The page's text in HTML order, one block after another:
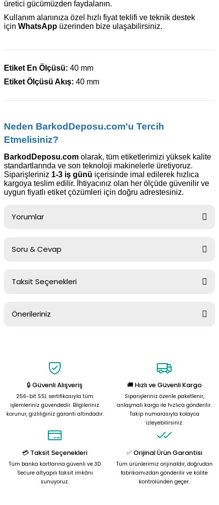
üretici gücümüzden faydalanın.
Kullanım alanınıza özel hızlı fiyat teklifi ve teknik destek
için WhatsApp üzerinden bize ulaşabilirsiniz.
Etiket En Ölçüsü: 40 mm
Etiket Ölçüsü Akış: 40 mm
Neden BarkodDeposu.com'u Tercih
Etmelisiniz?
BarkodDeposu.com olarak, tüm etiketlerimizi yüksek kalite
standartlarında ve son teknoloji makinelerle üretiyoruz.
Siparişleriniz 1-3 iş günü içerisinde imal edilerek hızlıca
kargoya teslim edilir. İhtiyacınız olan her ölçüde güvenilir ve
uygun fiyatlı etiket çözümleri için doğru adrestesiniz.
Yorumlar
Soru & Cevap
Ürün hakkında henüz soru sorulmamış.
Taksit Seçenekleri
Önerileriniz
Görüş ve önerileriniz için teşekkür ederiz.
Ürün resmi kalitesiz, bozuk veya görüntülenemiyor.
Ürün açıklamasında eksik bilgiler bulunuyor.
Ürün bilgilerinde hatalar bulunuyor.
Ürün fiyatı diğer sitelerden daha pahalı.
🔒 Güvenli Alışveriş
256-bit SSL sertifikasıyla tüm
işlemleriniz güvendedir. Bilgileriniz
korunur, gizliliğiniz garanti altındadır.
🚚 Hızlı ve Güvenli Kargo
Siparişleriniz özenle paketlenir,
anlaşmalı kargo ile hızlıca gönderilir.
Takip numarasıyla kolayca
izleyebilirsiniz.
💳 Taksit Seçenekleri
Tüm banka kartlarına güvenli ve 3D
Secure altyapılı taksit imkânı
sunuyoruz.
✅ Orijinal Ürün Garantisi
Tüm ürünlerimiz orijinaldir, doğrudan
fabrikamızdan gönderilir ve kalite
kontrolünden geçer.